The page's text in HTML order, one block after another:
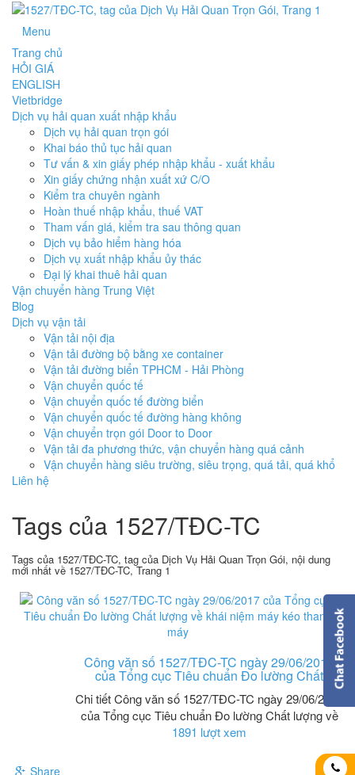
Menu
Trang chủ
HỎI GIÁ
ENGLISH
Vietbridge
Dịch vụ hải quan xuất nhập khẩu
Dịch vụ hải quan trọn gói
Khai báo thủ tục hải quan
Tư vấn & xin giấy phép nhập khẩu - xuất khẩu
Xin giấy chứng nhận xuất xứ C/O
Kiểm tra chuyên ngành
Hoàn thuế nhập khẩu, thuế VAT
Tham vấn giá, kiểm tra sau thông quan
Dịch vụ bảo hiểm hàng hóa
Dịch vụ xuất nhập khẩu ủy thác
Đại lý khai thuê hải quan
Vận chuyển hàng Trung Việt
Blog
Dịch vụ vận tải
Vận tải nội địa
Vận tải đường bộ bằng xe container
Vận tải đường biển TPHCM - Hải Phòng
Vận chuyển quốc tế
Vận chuyển quốc tế đường biển
Vận chuyển quốc tế đường hàng không
Vận chuyển trọn gói Door to Door
Vận tải đa phương thức, vận chuyển hàng quá cảnh
Vận chuyển hàng siêu trường, siêu trọng, quá tải, quá khổ
Liên hệ
Tags của 1527/TĐC-TC
Tags của 1527/TĐC-TC, tag của Dịch Vụ Hải Quan Trọn Gói, nội dung
mới nhất về 1527/TĐC-TC, Trang 1
Công văn số 1527/TĐC-TC ngày 29/06/2017
của Tổng cục Tiêu chuẩn Đo lường Chất
Chi tiết Công văn số 1527/TĐC-TC ngày 29/06/2017
của Tổng cục Tiêu chuẩn Đo lường Chất lượng về
1891 lượt xem
Share